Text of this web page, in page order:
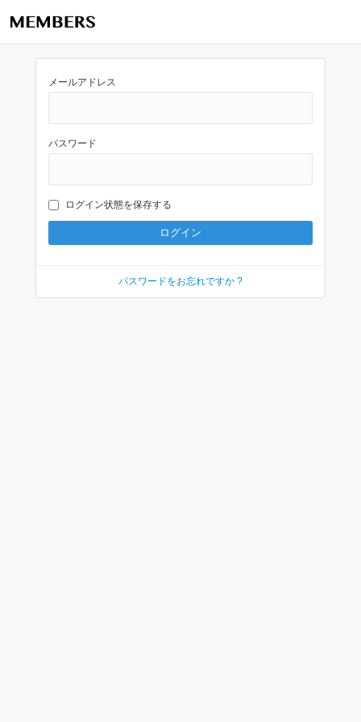
メールアドレス
パスワード
ログイン状態を保存する
パスワードをお忘れですか ?